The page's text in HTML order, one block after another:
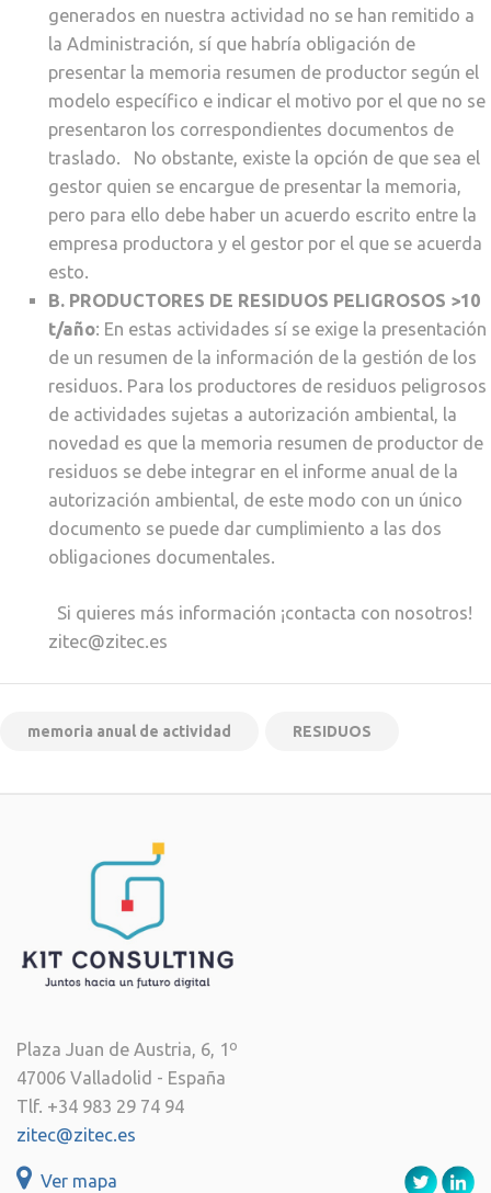
generados en nuestra actividad no se han remitido a
la Administración, sí que habría obligación de
presentar la memoria resumen de productor según el
modelo específico e indicar el motivo por el que no se
presentaron los correspondientes documentos de
traslado. No obstante, existe la opción de que sea el
gestor quien se encargue de presentar la memoria,
pero para ello debe haber un acuerdo escrito entre la
empresa productora y el gestor por el que se acuerda
esto.
B. PRODUCTORES DE RESIDUOS PELIGROSOS >10
t/año: En estas actividades sí se exige la presentación
de un resumen de la información de la gestión de los
residuos. Para los productores de residuos peligrosos
de actividades sujetas a autorización ambiental, la
novedad es que la memoria resumen de productor de
residuos se debe integrar en el informe anual de la
autorización ambiental, de este modo con un único
documento se puede dar cumplimiento a las dos
obligaciones documentales.
Si quieres más información ¡contacta con nosotros!
zitec@zitec.es
memoria anual de actividad RESIDUOS
Plaza Juan de Austria, 6, 1º
47006 Valladolid - España
Tlf. +34 983 29 74 94
zitec@zitec.es
Ver mapa